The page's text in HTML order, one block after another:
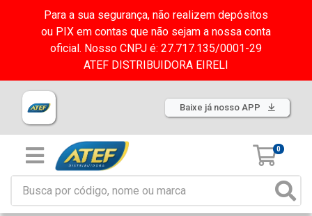
Para a sua segurança, não realizem depósitos
ou PIX em contas que não sejam a nossa conta
oficial. Nosso CNPJ é: 27.717.135/0001-29
ATEF DISTRIBUIDORA EIRELI
Baixe já nosso APP
0